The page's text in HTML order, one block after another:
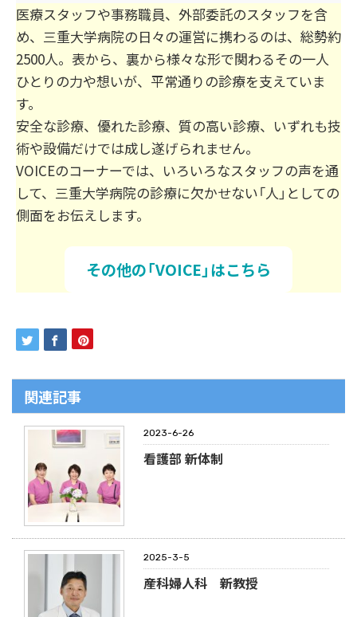
医療スタッフや事務職員、外部委託のスタッフを含
め、三重大学病院の日々の運営に携わるのは、総勢約
2500人。表から、裏から様々な形で関わるその一人
ひとりの力や想いが、平常通りの診療を支えていま
す。
安全な診療、優れた診療、質の高い診療、いずれも技
術や設備だけでは成し遂げられません。
VOICEのコーナーでは、いろいろなスタッフの声を通
して、三重大学病院の診療に欠かせない「人」としての
側面をお伝えします。
その他の「VOICE」はこちら
関連記事
2023-6-26
看護部 新体制
2025-3-5
産科婦人科 新教授